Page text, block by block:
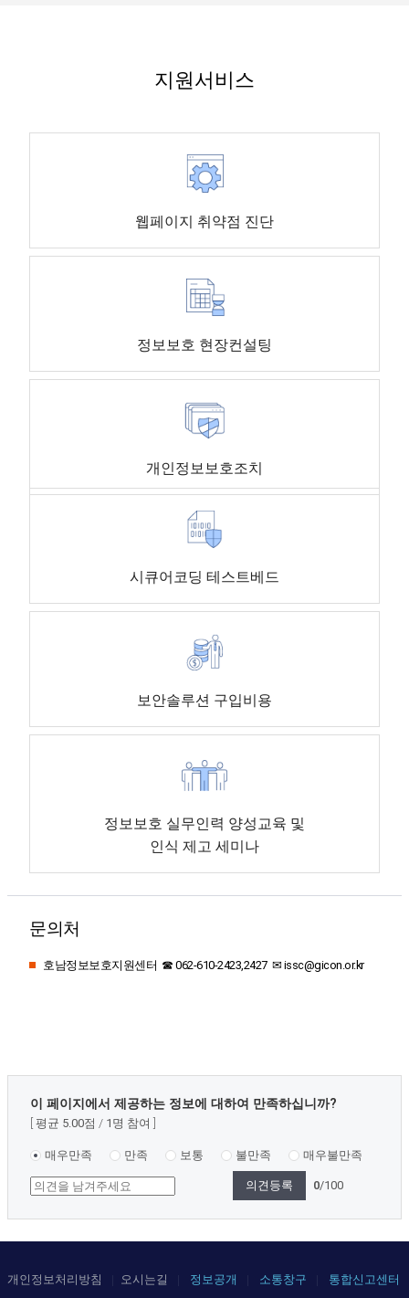
지원서비스
웹페이지 취약점 진단
정보보호 현장컨설팅
개인정보보호조치
시큐어코딩 테스트베드
보안솔루션 구입비용
정보보호 실무인력 양성교육 및
인식 제고 세미나
문의처
호남정보보호지원센터 ☎ 062-610-2423,2427 ✉ issc@gicon.or.kr
콘
텐
만
도
사
이 페이지에서 제공하는 정보에 대하여 만족하십니까?
평균 5.00점 1 명 참여
매우만족 만족 보통 불만족 매우불만족
0/100
개인정보처리방침 오시는길 정보공개 소통창구 통합신고센터